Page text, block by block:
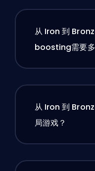
从 Iron 到
boosting需要多
从 Iron 到
局游戏？